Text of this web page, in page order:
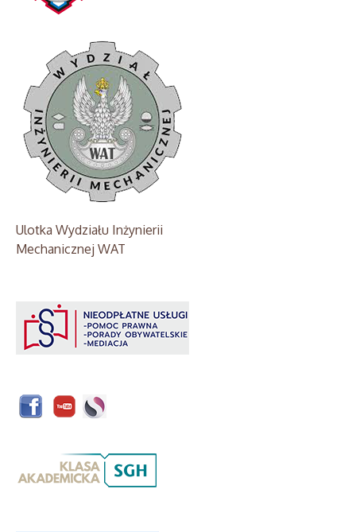
Ulotka Wydziału Inżynierii
Mechanicznej WAT